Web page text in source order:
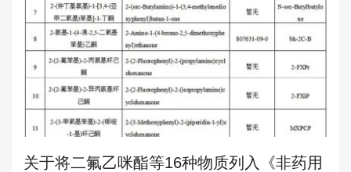
关于将二氟乙咪酯等16种物质列入《非药用